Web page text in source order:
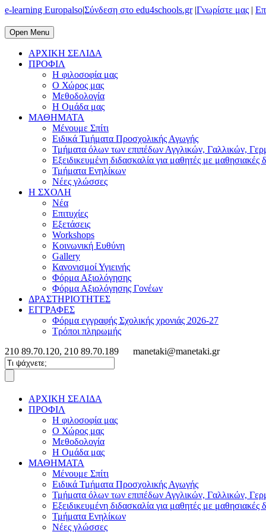
e-learning Europalso|Σύνδεση στο edu4schools.gr|Γνωρίστε μας |
Open Menu
ΑΡΧΙΚΗ ΣΕΛΙΔΑ
ΠΡΟΦΙΛ
Η φιλοσοφία μας
Ο Χώρος μας
Μεθοδολογία
Η Ομάδα μας
ΜΑΘΗΜΑΤΑ
Μένουμε Σπίτι
Ειδικά Τμήματα Προσχολικής Αγωγής
Τμήματα όλων των επιπέδων Αγγλικών, Γαλλικών,
Εξειδικευμένη διδασκαλία για μαθητές με μαθησιακές
Τμήματα Ενηλίκων
Νέες γλώσσες
Η ΣΧΟΛΗ
Νέα
Επιτυχίες
Εξετάσεις
Workshops
Κοινωνική Ευθύνη
Gallery
Κανονισμοί Υγιεινής
Φόρμα Αξιολόγησης
Φόρμα Αξιολόγησης Γονέων
ΔΡΑΣΤΗΡΙΟΤΗΤΕΣ
ΕΓΓΡΑΦΕΣ
Φόρμα εγγραφής Σχολικής χρονιάς 2026-27
Τρόποι πληρωμής
210 89.70.120, 210 89.70.189
manetaki@manetaki.gr
ΑΡΧΙΚΗ ΣΕΛΙΔΑ
ΠΡΟΦΙΛ
Η φιλοσοφία μας
Ο Χώρος μας
Μεθοδολογία
Η Ομάδα μας
ΜΑΘΗΜΑΤΑ
Μένουμε Σπίτι
Ειδικά Τμήματα Προσχολικής Αγωγής
Τμήματα όλων των επιπέδων Αγγλικών, Γαλλικών,
Εξειδικευμένη διδασκαλία για μαθητές με μαθησιακές
Τμήματα Ενηλίκων
Νέες γλώσσες